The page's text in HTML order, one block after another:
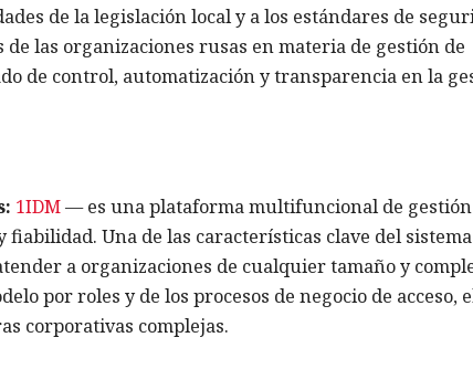
de la legislación local y a los estándares de
las organizaciones rusas en materia de gestión de
de control, automatización y transparencia en la
1IDM— es una plataforma multifuncional de
Una de las características clave del
a organizaciones de cualquier tamaño y
por roles y de los procesos de negocio de acceso,
corporativas complejas.